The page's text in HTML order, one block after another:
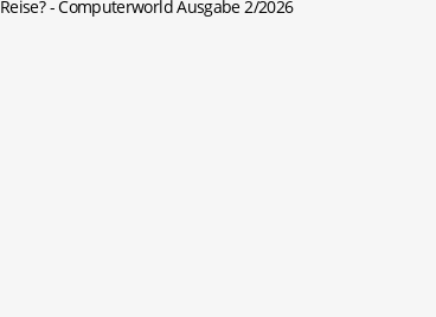
Reise?- Computerworld Ausgabe 2/2026